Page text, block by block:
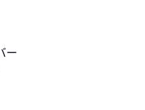
ー